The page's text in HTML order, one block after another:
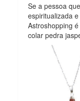
Se a pessoa
espiritualizada
Astroshopping
colar pedra